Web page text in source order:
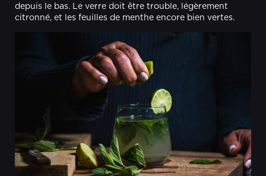
depuis le bas. Le verre doit être trouble, légèrement
citronné, et les feuilles de menthe encore bien vertes.